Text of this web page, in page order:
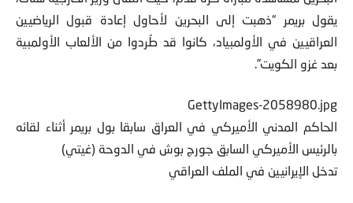
البحرين لمشاهدة مباراة كرة قدم، حيث التقى وزير الخارجية هناك،
يقول بريمر “ذهبت إلى البحرين لأحاول إعادة قبول الرياضيين
العراقيين في الأولمبياد، كانوا قد طُردوا من الألعاب الأولمبية
GettyImages-2058980.jpg
الحاكم المدني الأميركي في العراق سابقا بول بريمر أثناء لقائه
بالرئيس الأميركي السابق جورج بوش في الدوحة (غيتي)